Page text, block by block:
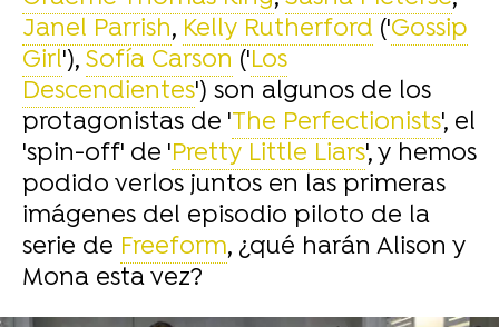
Janel Parrish, Kelly Rutherford ('Gossip
Girl'), Sofía Carson ('Los
Descendientes') son algunos de los
protagonistas de 'The Perfectionists', el
'spin-off' de 'Pretty Little Liars', y hemos
podido verlos juntos en las primeras
imágenes del episodio piloto de la
serie de Freeform, ¿qué harán Alison y
Mona esta vez?
-